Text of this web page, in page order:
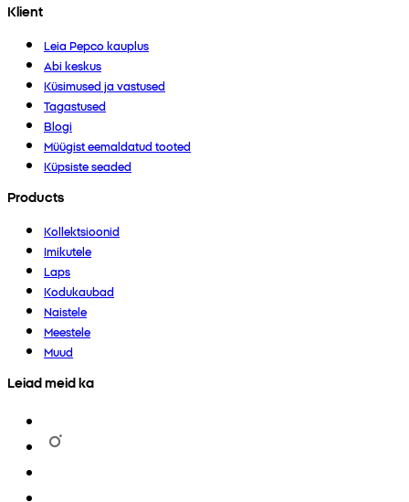
Klient
Leia Pepco kauplus
Abi keskus
Küsimused ja vastused
Tagastused
Blogi
Müügist eemaldatud tooted
Küpsiste seaded
Products
Kollektsioonid
Imikutele
Laps
Kodukaubad
Naistele
Meestele
Muud
Leiad meid ka